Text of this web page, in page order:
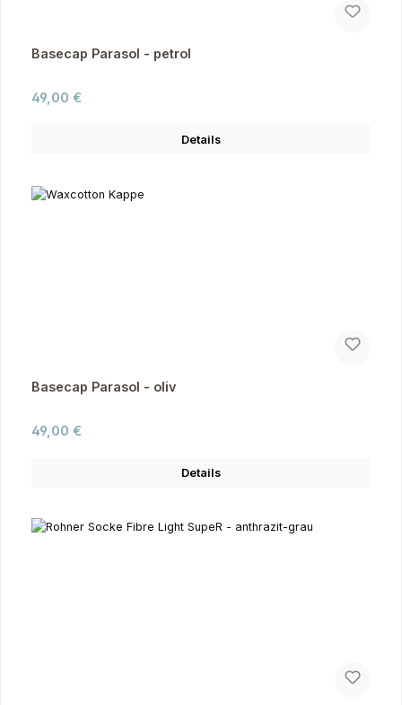
Basecap Parasol - petrol
Regulärer Preis:
49,00 €
Details
Basecap Parasol - oliv
Regulärer Preis:
49,00 €
Details